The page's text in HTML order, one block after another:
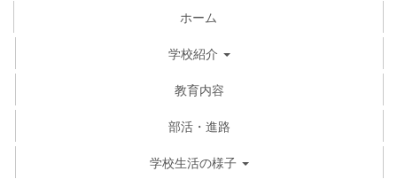
ホーム
学校紹介
教育内容
部活・進路
学校生活の様子